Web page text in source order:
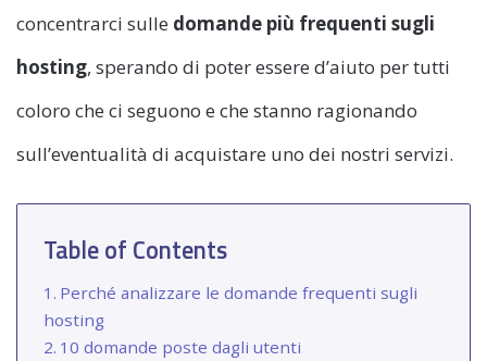
concentrarci sulle domande più frequenti sugli
hosting, sperando di poter essere d’aiuto per tutti
coloro che ci seguono e che stanno ragionando
sull’eventualità di acquistare uno dei nostri servizi.
Table of Contents
Perché analizzare le domande frequenti sugli
hosting
10 domande poste dagli utenti